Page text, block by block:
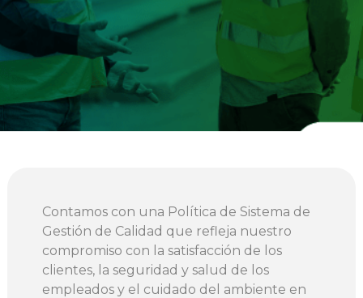
Contamos con una Política de Sistema de
Gestión de Calidad que refleja nuestro
compromiso con la satisfacción de los
clientes, la seguridad y salud de los
empleados y el cuidado del ambiente en